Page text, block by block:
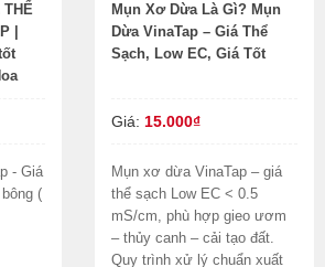
|
- Giá
(
Mụn Xơ Dừa Là Gì? Mụn
Dừa VinaTap – Giá Thể
Sạch, Low EC, Giá Tốt
Giá: 15.000₫
Mụn xơ dừa VinaTap – giá
thể sạch Low EC < 0.5
mS/cm, phù hợp gieo ươm
– thủy canh – cải tạo đất.
Quy trình xử lý chuẩn xuất